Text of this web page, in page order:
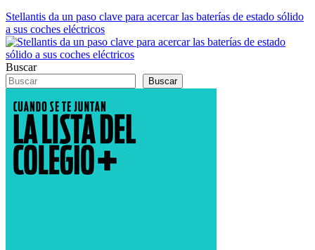
Stellantis da un paso clave para acercar las baterías de estado sólido
a sus coches eléctricos
Buscar
Buscar